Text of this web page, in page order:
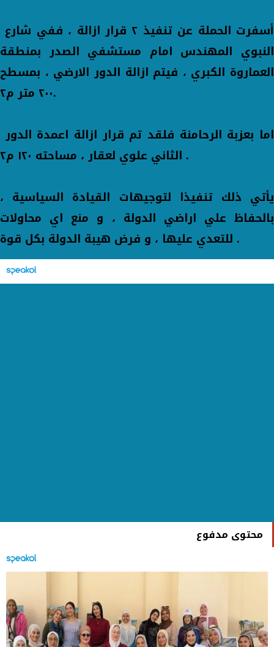
النبوي المهندس امام مستشفي الصدر بمنطقة
العماروة الكبري ، فيتم ازالة الدور الارضي ، بمسطح
٢٠٠ متر م٢.
الثاني علوي لعقار ، مساحته ١٢٠ م٢ .
يأتي ذلك تنفيذا لتوجيهات القيادة السياسية ،
بالحفاظ علي اراضي الدولة ، و منع اي محاولات
للتعدي عليها ، و فرض هيبة الدولة بكل قوة .
محتوى مدفوع